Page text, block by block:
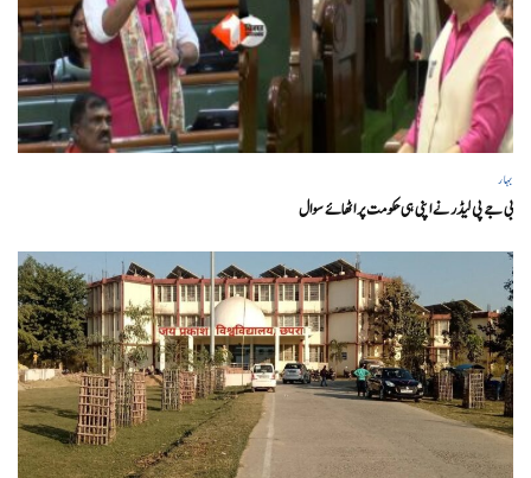
بہار
بی جے پی لیڈر نے اپنی ہی حکومت پر اٹھائے سوال